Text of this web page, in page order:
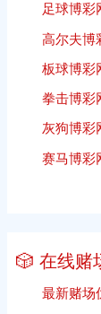
足球博彩
高尔夫博
板球博彩
拳击博彩
灰狗博彩
赛马博彩
🎲 在线赌
最新赌场